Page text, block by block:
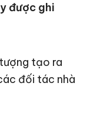
được ghi
tạo ra
đối tác nhà